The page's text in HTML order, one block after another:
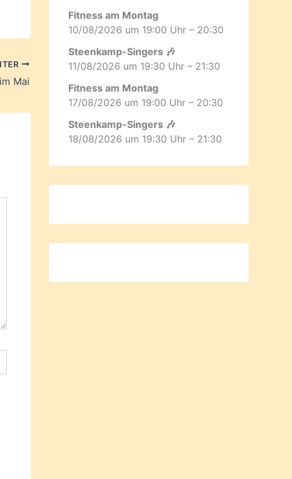
Mai
Fitness am Montag
10/08/2026 um 19:00 Uhr – 20:30
Steenkamp-Singers 🎶
11/08/2026 um 19:30 Uhr – 21:30
Fitness am Montag
17/08/2026 um 19:00 Uhr – 20:30
Steenkamp-Singers 🎶
18/08/2026 um 19:30 Uhr – 21:30